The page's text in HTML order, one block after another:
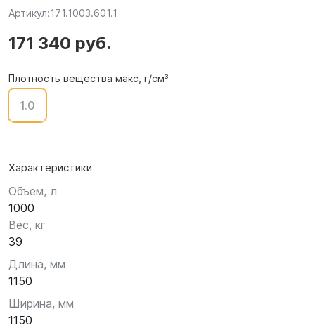
Артикул:171.1003.601.1
171 340 руб.
Плотность вещества макс, г/см³
1.0
Характеристики
Объем, л
1000
Вес, кг
39
Длина, мм
1150
Ширина, мм
1150